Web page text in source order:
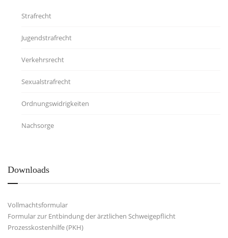
Strafrecht
Jugendstrafrecht
Verkehrsrecht
Sexualstrafrecht
Ordnungswidrigkeiten
Nachsorge
Downloads
Vollmachtsformular
Formular zur Entbindung der ärztlichen Schweigepflicht
Prozesskostenhilfe (PKH)